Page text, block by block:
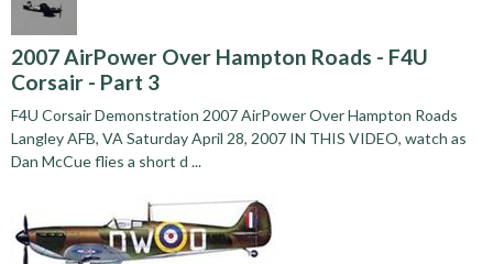
2007 AirPower Over Hampton Roads - F4U
Corsair - Part 3
F4U Corsair Demonstration 2007 AirPower Over Hampton Roads
Langley AFB, VA Saturday April 28, 2007 IN THIS VIDEO, watch as
Dan McCue flies a short d ...